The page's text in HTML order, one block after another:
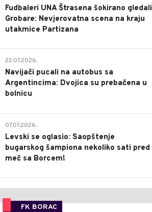
Fudbaleri UNA Štrasena šokirano gledali
Grobare: Nevjerovatna scena na kraju
utakmice Partizana
22.07.2026.
Navijači pucali na autobus sa
Argentincima: Dvojica su prebačena u
bolnicu
07.07.2026.
Levski se oglasio: Saopštenje
bugarskog šampiona nekoliko sati pred
meč sa Borcem!
FK BORAC